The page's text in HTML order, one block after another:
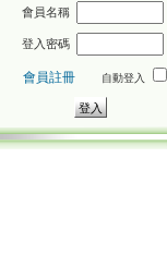
會員名稱
登入密碼
會員註冊 自動登入